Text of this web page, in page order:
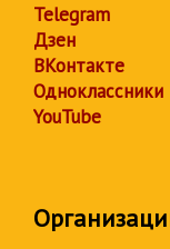
Telegram
Дзен
ВКонтакте
Одноклассники
YouTube